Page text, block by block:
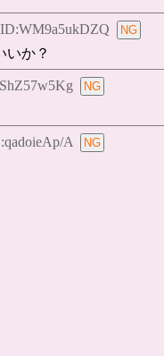
ID:WM9a5ukDZQ
いか？
A